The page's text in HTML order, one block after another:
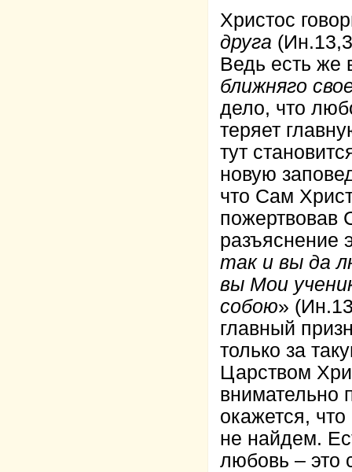
Христос
друга
Ведь есть же
ближняго
дело, что
теряет
тут
новую
что Сам
пожертвовав
разъяснение
так и вы да
вы Мои
собою»
главный
только за
Царством
внимательно
окажется,
не найдем.
любовь – это